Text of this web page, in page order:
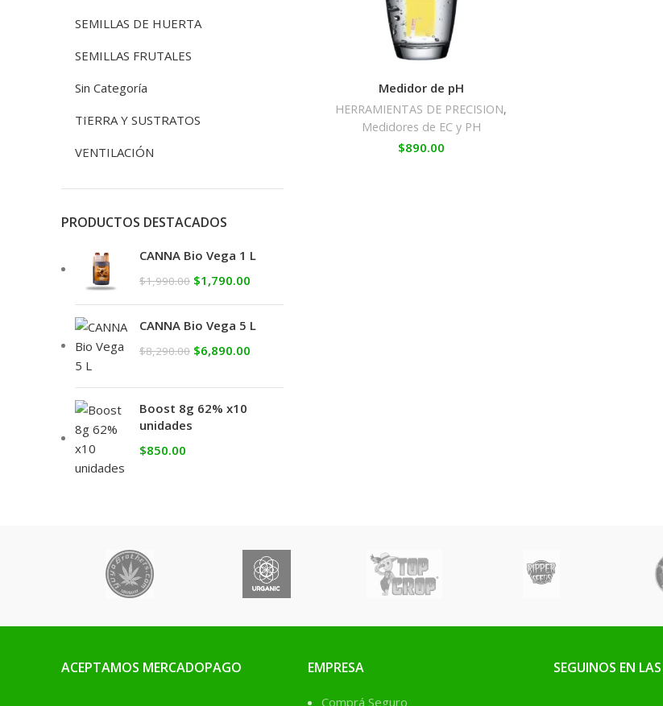
SEMILLAS DE HUERTA
SEMILLAS FRUTALES
Sin Categoría
TIERRA Y SUSTRATOS
VENTILACIÓN
PRODUCTOS DESTACADOS
CANNA Bio Vega 1 L
$1,990.00 $1,790.00
CANNA Bio Vega 5 L
$8,290.00 $6,890.00
Boost 8g 62% x10
unidades
$850.00
Medidor de pH
HERRAMIENTAS DE PRECISION,
Medidores de EC y PH
$890.00
ACEPTAMOS MERCADOPAGO EMPRESA
Comprá Seguro
SEGUINOS EN LAS